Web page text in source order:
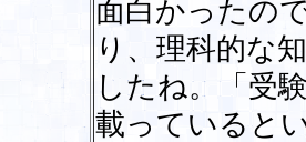
面白かったの
り、理科的な
したね。「受
載っていると